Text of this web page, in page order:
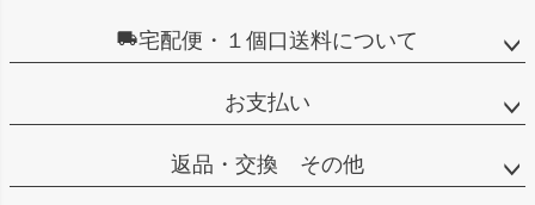
宅配便・１個口送料について
お支払い
返品・交換 その他